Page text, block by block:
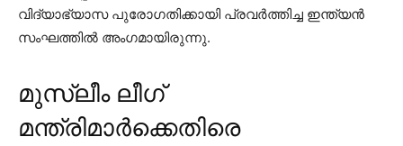
വിദ്യാഭ്യാസ പുരോഗതിക്കായി പ്രവര്‍ത്തിച്ച ഇന്ത്യന്‍
സംഘത്തില്‍ അംഗമായിരുന്നു.
മുസ്ലീം ലീഗ്
മന്ത്രിമാർക്കെതിരെ